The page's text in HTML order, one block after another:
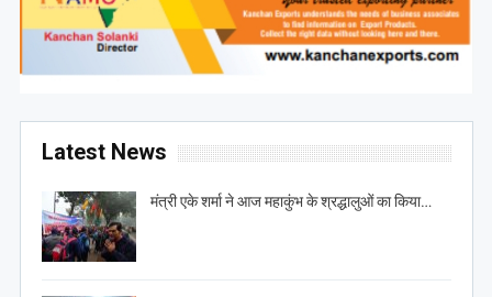
Latest News
मंत्री एके शर्मा ने आज महाकुंभ के श्रद्धालुओं का किया…